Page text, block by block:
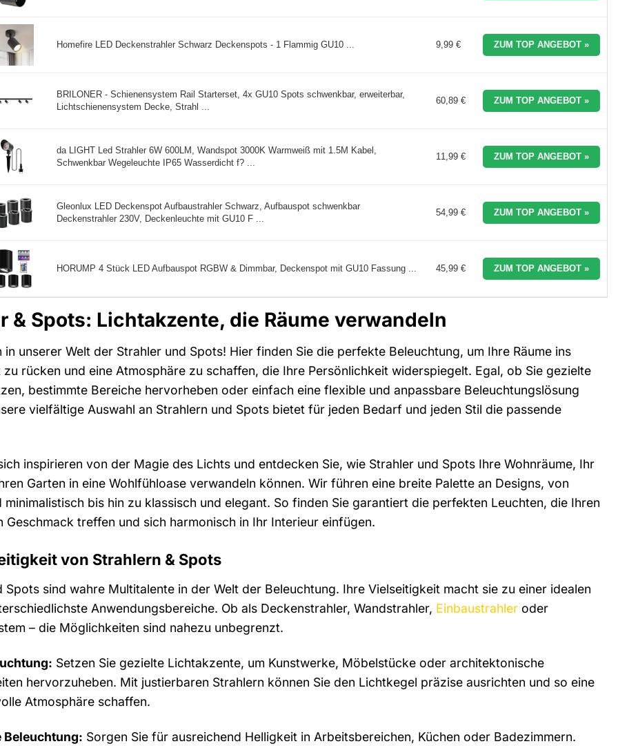
Homefire LED Deckenstrahler Schwarz Deckenspots - 1 Flammig GU10 ... 9,99 € ZUM TOP ANGEBOT »
BRILONER - Schienensystem Rail Starterset, 4x GU10 Spots schwenkbar, erweiterbar,
Lichtschienensystem Decke, Strahl ...
60,89 € ZUM TOP ANGEBOT »
da LIGHT Led Strahler 6W 600LM, Wandspot 3000K Warmweiß mit 1.5M Kabel,
Schwenkbar Wegeleuchte IP65 Wasserdicht f? ...
11,99 € ZUM TOP ANGEBOT »
Gleonlux LED Deckenspot Aufbaustrahler Schwarz, Aufbauspot schwenkbar
Deckenstrahler 230V, Deckenleuchte mit GU10 F ...
54,99 € ZUM TOP ANGEBOT »
HORUMP 4 Stück LED Aufbauspot RGBW & Dimmbar, Deckenspot mit GU10 Fassung ... 45,99 € ZUM TOP ANGEBOT »
& Spots: Lichtakzente, die Räume verwandeln
in unserer Welt der Strahler und Spots! Hier finden Sie die perfekte Beleuchtung, um Ihre Räume ins
rücken und eine Atmosphäre zu schaffen, die Ihre Persönlichkeit widerspiegelt. Egal, ob Sie gezielte
bestimmte Bereiche hervorheben oder einfach eine flexible und anpassbare Beleuchtungslösung
vielfältige Auswahl an Strahlern und Spots bietet für jeden Bedarf und jeden Stil die passende
inspirieren von der Magie des Lichts und entdecken Sie, wie Strahler und Spots Ihre Wohnräume, Ihr
Garten in eine Wohlfühloase verwandeln können. Wir führen eine breite Palette an Designs, von
minimalistisch bis hin zu klassisch und elegant. So finden Sie garantiert die perfekten Leuchten, die Ihren
Geschmack treffen und sich harmonisch in Ihr Interieur einfügen.
von Strahlern & Spots
Spots sind wahre Multitalente in der Welt der Beleuchtung. Ihre Vielseitigkeit macht sie zu einer idealen
Anwendungsbereiche. Ob als Deckenstrahler, Wandstrahler, Einbaustrahler oder
– die Möglichkeiten sind nahezu unbegrenzt.
Setzen Sie gezielte Lichtakzente, um Kunstwerke, Möbelstücke oder architektonische
hervorzuheben. Mit justierbaren Strahlern können Sie den Lichtkegel präzise ausrichten und so eine
Atmosphäre schaffen.
Beleuchtung: Sorgen Sie für ausreichend Helligkeit in Arbeitsbereichen, Küchen oder Badezimmern.